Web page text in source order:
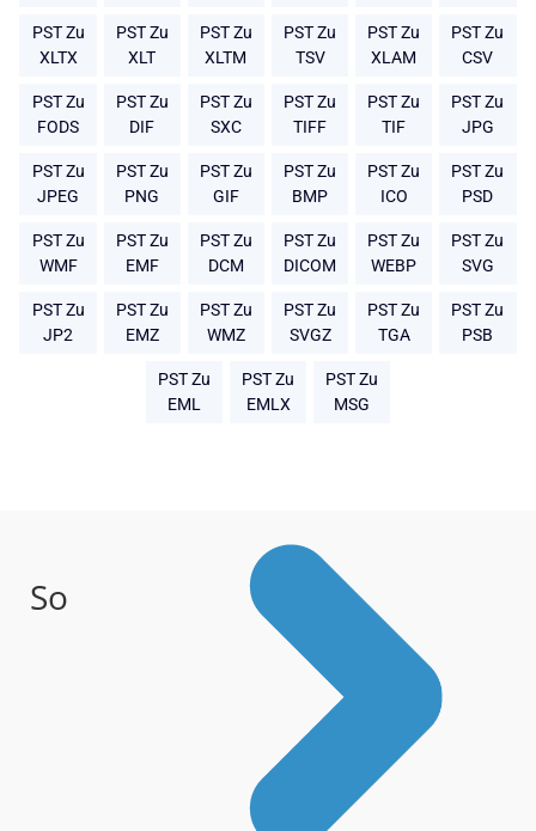
PST Zu
XLTX
PST Zu
XLT
PST Zu
XLTM
PST Zu
TSV
PST Zu
XLAM
PST Zu
CSV
PST Zu
FODS
PST Zu
DIF
PST Zu
SXC
PST Zu
TIFF
PST Zu
TIF
PST Zu
JPG
PST Zu
JPEG
PST Zu
PNG
PST Zu
GIF
PST Zu
BMP
PST Zu
ICO
PST Zu
PSD
PST Zu
WMF
PST Zu
EMF
PST Zu
DCM
PST Zu
DICOM
PST Zu
WEBP
PST Zu
SVG
PST Zu
JP2
PST Zu
EMZ
PST Zu
WMZ
PST Zu
SVGZ
PST Zu
TGA
PST Zu
PSB
PST Zu
EML
PST Zu
EMLX
PST Zu
MSG
So